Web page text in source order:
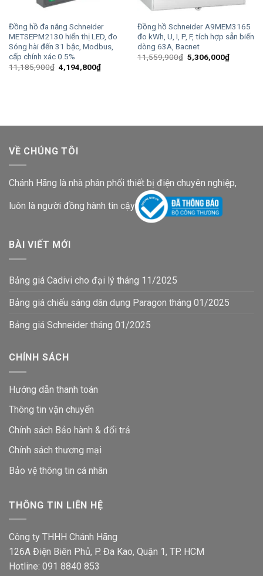
Đồng hồ đa năng Schneider
METSEPM2130 hiển thị LED, đo
Sóng hài đến 31 bậc, Modbus,
cấp chính xác 0.5%
11,185,900₫ Giá
gốc
4,194,800₫Giá
hiện
Đồng hồ Schneider A9MEM3165
đo kWh, U, I, P, F, tích hợp sẵn biến
dòng 63A, Bacnet
11,559,900₫ Giá
gốc
5,306,000₫Giá
hiện
VỀ CHÚNG TÔI
Chánh Hãng là nhà phân phối thiết bị điện chuyên nghiệp,
luôn là người đồng hành tin cậy
BÀI VIẾT MỚI
Bảng giá Cadivi cho đại lý tháng 11/2025
Bảng giá chiếu sáng dân dụng Paragon tháng 01/2025
Bảng giá Schneider tháng 01/2025
CHÍNH SÁCH
Hướng dẫn thanh toán
Thông tin vận chuyển
Chính sách Bảo hành & đổi trả
Chính sách thương mại
Bảo vệ thông tin cá nhân
THÔNG TIN LIÊN HỆ
Công ty THHH Chánh Hãng
126A Điện Biên Phủ, P. Đa Kao, Quận 1, TP. HCM
Hotline: 091 8840 853